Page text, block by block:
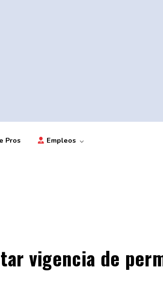
Pros Empleos
vigencia de